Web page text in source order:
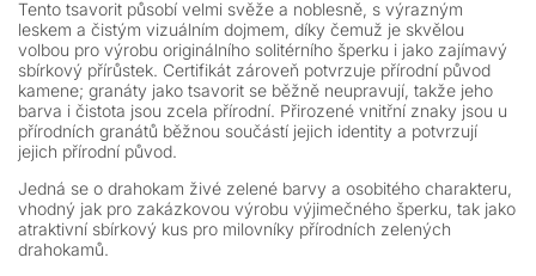
Tento tsavorit působí velmi svěže a noblesně, s výrazným
leskem a čistým vizuálním dojmem, díky čemuž je skvělou
volbou pro výrobu originálního solitérního šperku i jako zajímavý
sbírkový přírůstek. Certifikát zároveň potvrzuje přírodní původ
kamene; granáty jako tsavorit se běžně neupravují, takže jeho
barva i čistota jsou zcela přírodní. Přirozené vnitřní znaky jsou u
přírodních granátů běžnou součástí jejich identity a potvrzují
jejich přírodní původ.
Jedná se o drahokam živé zelené barvy a osobitého charakteru,
vhodný jak pro zakázkovou výrobu výjimečného šperku, tak jako
atraktivní sbírkový kus pro milovníky přírodních zelených
drahokamů.